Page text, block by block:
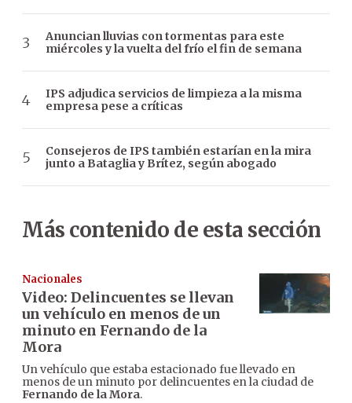
Anuncian lluvias con tormentas para este
miércoles y la vuelta del frío el fin de semana
IPS adjudica servicios de limpieza a la misma
empresa pese a críticas
Consejeros de IPS también estarían en la mira
junto a Bataglia y Brítez, según abogado
Más contenido de esta sección
Nacionales
Video: Delincuentes se llevan
un vehículo en menos de un
minuto en Fernando de la
Mora
Un vehículo que estaba estacionado fue llevado en
menos de un minuto por delincuentes en la ciudad de
Fernando de la Mora.